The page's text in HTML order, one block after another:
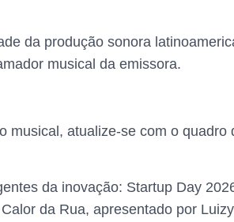
da produção sonora
musical da emissora.
musical, atualize-se com o quadro
da inovação: Startup Day
da Rua, apresentado por